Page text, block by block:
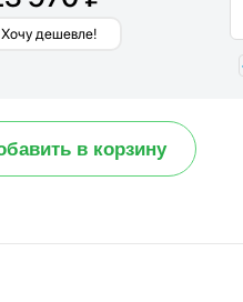
Хочу дешевле!
в корзину